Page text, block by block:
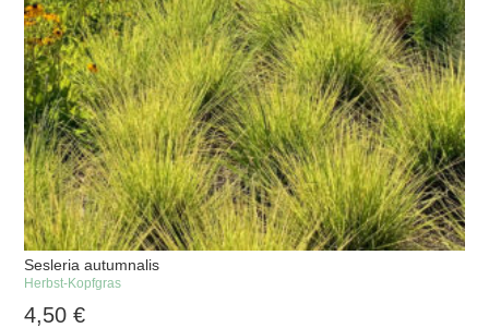
Sesleria autumnalis
Herbst-Kopfgras
4,50€